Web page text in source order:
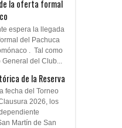
la oferta formal
espera la llegada
del Pachuca
. Tal como
del Club...
de la Reserva
fecha del Torneo
2026, los
Martín de San